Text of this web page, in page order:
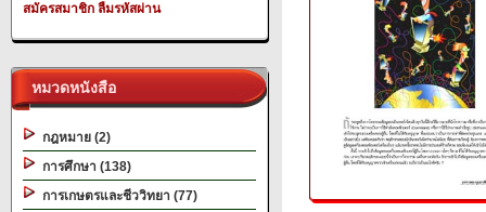
สมัครสมาชิก ลืมรหัสผ่าน
หมวดหนังสือ
กฎหมาย (2)
การศึกษา (138)
การเกษตรและชีววิทยา (77)